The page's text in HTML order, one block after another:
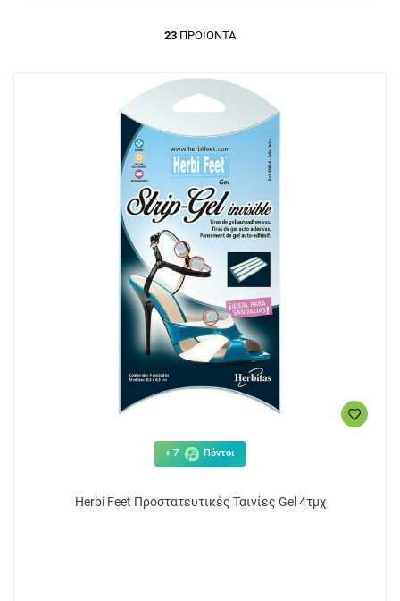
23 ΠΡΟΪΌΝΤΑ
+ 7 Πόντοι
Herbi Feet Προστατευτικές Ταινίες Gel 4τμχ